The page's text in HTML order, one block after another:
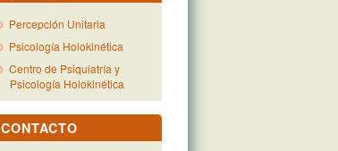
Percepción Unitaria
Psicología Holokinética
Centro de Psiquiatría y
Psicología Holokinética
CONTACTO